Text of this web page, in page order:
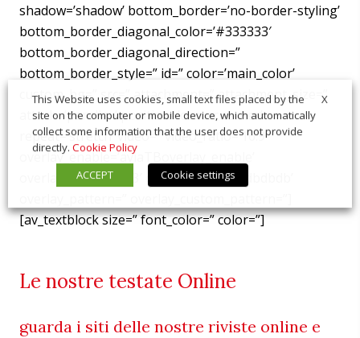
shadow=’shadow’ bottom_border=’no-border-styling’
bottom_border_diagonal_color=’#333333′
bottom_border_diagonal_direction=”
bottom_border_style=” id=” color=’main_color’
custom_bg=” src=” attachment=” attachment_size=”
attach=’parallax’ position=’center center’
repeat=’stretch’ video=” video_ratio=’16:9′
overlay_enable=’aviaTBoverlay_enable’
overlay_opacity=’0.3′ overlay_color=’#dbdbdb’
[av_textblock size=” font_color=” color=”]
Le nostre testate Online
guarda i siti delle nostre riviste online e
X
This Website uses cookies, small text files placed by the
site on the computer or mobile device, which automatically
collect some information that the user does not provide
directly. Cookie Policy
ACCEPT
Cookie settings